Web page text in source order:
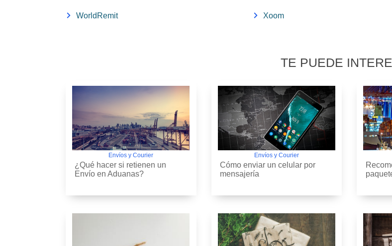
WorldRemit Xoom
TE PUEDE
Envíos y Courier
¿Qué hacer si retienen un
Envío en Aduanas?
Envíos y Courier
Cómo enviar un celular por
mensajería